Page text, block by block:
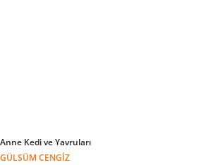
Anne Kedi ve Yavruları
GÜLSÜM CENGIZ